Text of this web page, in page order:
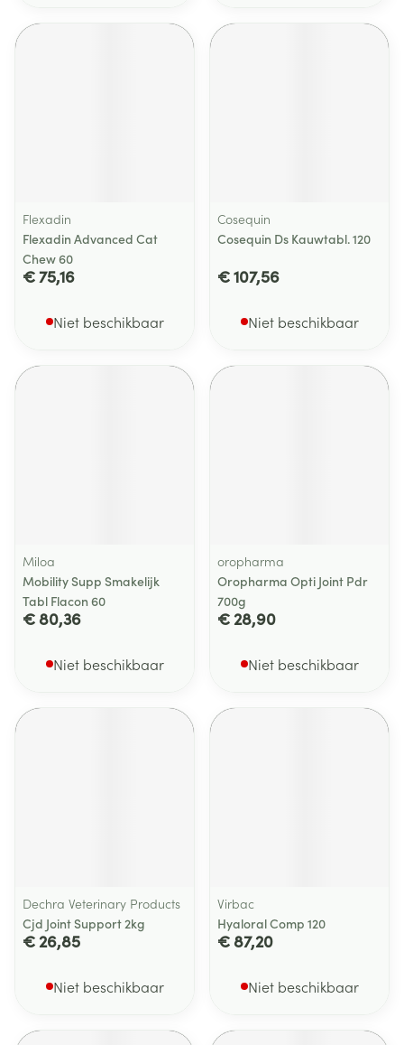
Flexadin
Flexadin Advanced Cat
Chew 60
€ 75,16
Niet beschikbaar
Cosequin
Cosequin Ds Kauwtabl. 120
€ 107,56
Niet beschikbaar
Miloa
Mobility Supp Smakelijk
Tabl Flacon 60
€ 80,36
Niet beschikbaar
oropharma
Oropharma Opti Joint Pdr
700g
€ 28,90
Niet beschikbaar
Dechra Veterinary Products
Cjd Joint Support 2kg
€ 26,85
Niet beschikbaar
Virbac
Hyaloral Comp 120
€ 87,20
Niet beschikbaar